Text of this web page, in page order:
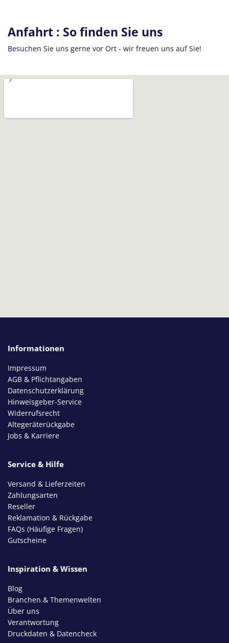
Anfahrt : So finden Sie uns
Besuchen Sie uns gerne vor Ort - wir freuen uns auf Sie!
Informationen
Impressum
AGB & Pflichtangaben
Datenschutzerklärung
Hinweisgeber-Service
Widerrufsrecht
Altegeräterückgabe
Jobs & Karriere
Service & Hilfe
Versand & Lieferzeiten
Zahlungsarten
Reseller
Reklamation & Rückgabe
FAQs (Häufige Fragen)
Gutscheine
Inspiration & Wissen
Blog
Branchen & Themenwelten
Über uns
Verantwortung
Druckdaten & Datencheck